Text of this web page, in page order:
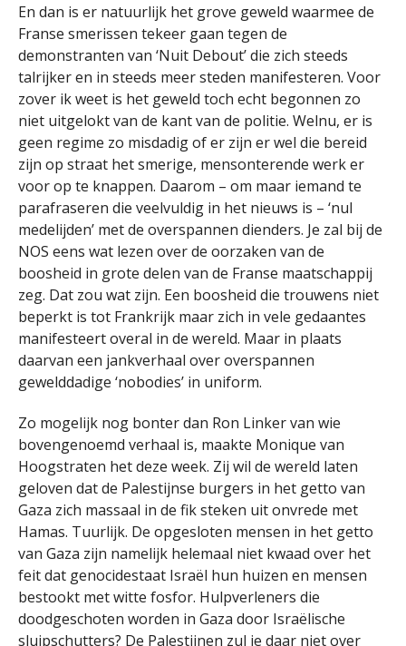
En dan is er natuurlijk het grove geweld waarmee de
Franse smerissen tekeer gaan tegen de
demonstranten van ‘Nuit Debout’ die zich steeds
talrijker en in steeds meer steden manifesteren. Voor
zover ik weet is het geweld toch echt begonnen zo
niet uitgelokt van de kant van de politie. Welnu, er is
geen regime zo misdadig of er zijn er wel die bereid
zijn op straat het smerige, mensonterende werk er
voor op te knappen. Daarom – om maar iemand te
parafraseren die veelvuldig in het nieuws is – ‘nul
medelijden’ met de overspannen dienders. Je zal bij de
NOS eens wat lezen over de oorzaken van de
boosheid in grote delen van de Franse maatschappij
zeg. Dat zou wat zijn. Een boosheid die trouwens niet
beperkt is tot Frankrijk maar zich in vele gedaantes
manifesteert overal in de wereld. Maar in plaats
daarvan een jankverhaal over overspannen
gewelddadige ‘nobodies’ in uniform.
Zo mogelijk nog bonter dan Ron Linker van wie
bovengenoemd verhaal is, maakte Monique van
Hoogstraten het deze week. Zij wil de wereld laten
geloven dat de Palestijnse burgers in het getto van
Gaza zich massaal in de fik steken uit onvrede met
Hamas. Tuurlijk. De opgesloten mensen in het getto
van Gaza zijn namelijk helemaal niet kwaad over het
feit dat genocidestaat Israël hun huizen en mensen
bestookt met witte fosfor. Hulpverleners die
doodgeschoten worden in Gaza door Israëlische
sluipschutters? De Palestijnen zul je daar niet over